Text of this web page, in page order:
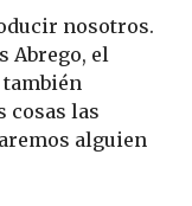
nosotros.
Abrego, el
también
cosas las
alguien